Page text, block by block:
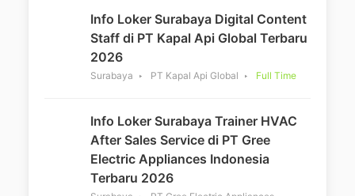
Info Loker Surabaya Digital Content
Staff di PT Kapal Api Global Terbaru
2026
Surabaya PT Kapal Api Global Full Time
Info Loker Surabaya Trainer HVAC
After Sales Service di PT Gree
Electric Appliances Indonesia
Terbaru 2026